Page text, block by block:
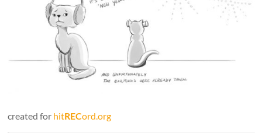
created for hitRECord.org